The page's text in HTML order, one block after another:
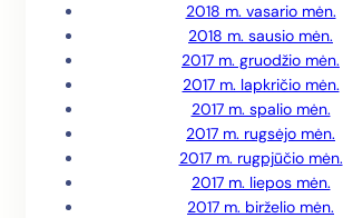
2018 m. vasario mėn.
2018 m. sausio mėn.
2017 m. gruodžio mėn.
2017 m. lapkričio mėn.
2017 m. spalio mėn.
2017 m. rugsėjo mėn.
2017 m. rugpjūčio mėn.
2017 m. liepos mėn.
2017 m. birželio mėn.